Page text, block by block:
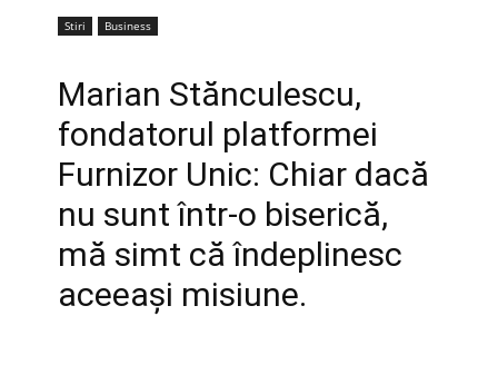
Stiri Business
Marian Stănculescu,
fondatorul platformei
Furnizor Unic: Chiar dacă
nu sunt într-o biserică,
mă simt că îndeplinesc
aceeași misiune.